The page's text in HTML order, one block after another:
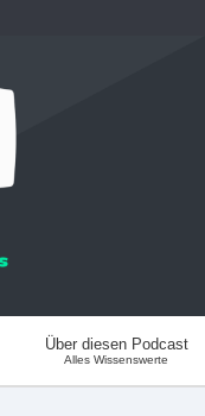
Über diesen Podcast
Alles Wissenswerte